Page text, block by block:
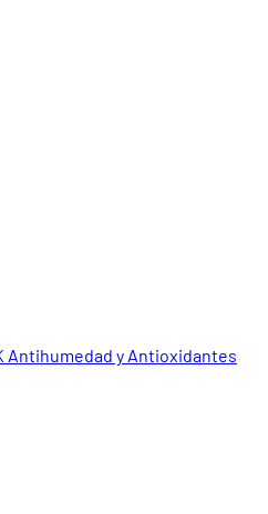
Antihumedad y Antioxidantes